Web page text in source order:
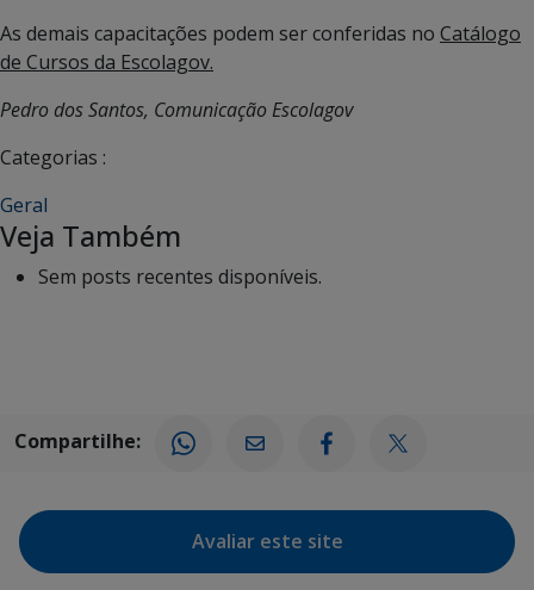
As demais capacitações podem ser conferidas no Catálogo
de Cursos da Escolagov.
Pedro dos Santos, Comunicação Escolagov
Categorias :
Geral
Veja Também
Sem posts recentes disponíveis.
Compartilhe:
Avaliar este site